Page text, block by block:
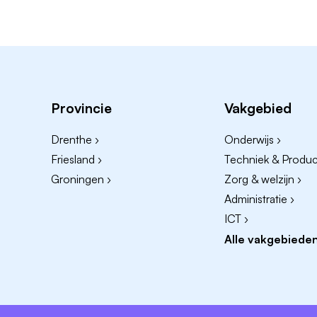
Provincie
Drenthe ›
Friesland ›
Groningen ›
Vakgebied
Onderwijs ›
Techniek &
Zorg & welzijn ›
Administratie ›
ICT ›
Alle